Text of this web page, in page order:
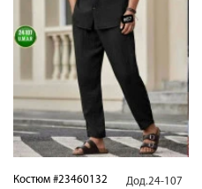
Костюм #23460132 Дод.24-107